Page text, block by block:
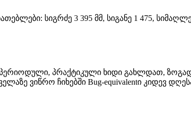
სიგრძე 3 395 მმ, სიგანე 1 475,
პრაქტიკული ხიდი გახლდათ,
ვიწრო ჩიხებში Bug-equivalentი კიდევ